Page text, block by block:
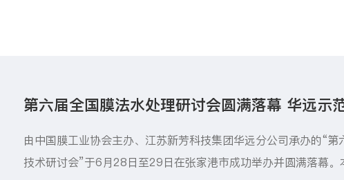
第六届全国膜法水处理研讨会圆满落幕 华远示
由中国膜工业协会主办、江苏新芳科技集团华远分公司承办的“
技术研讨会”于6月28日至29日在张家港市成功举办并圆满落幕。